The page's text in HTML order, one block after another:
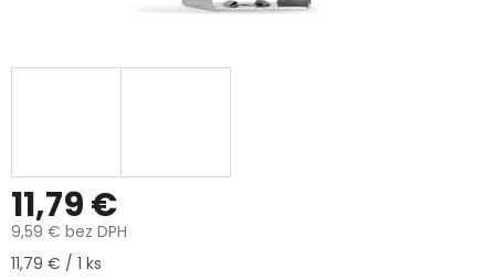
11,79 €
9,59 € bez DPH
Jednotková cena:
11,79 € / 1 ks